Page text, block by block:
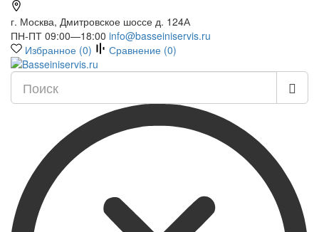
г. Москва, Дмитровское шоссе д. 124А
ПН-ПТ 09:00—18:00 info@basseiniservis.ru
Избранное (0) Сравнение (0)